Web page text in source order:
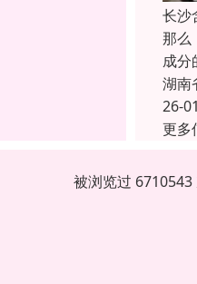
长沙
那么
成分
湖南
26-
更多
被浏览过